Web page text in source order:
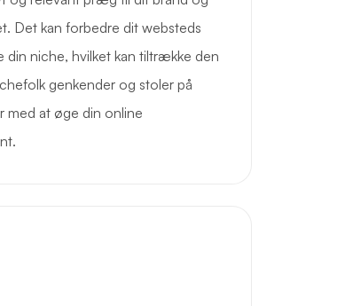
Det kan forbedre dit websteds
din niche, hvilket kan tiltrække den
genkender og stoler på
med at øge din online